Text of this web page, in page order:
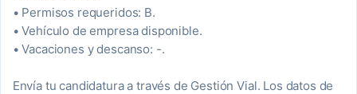
• Permisos requeridos: B.
• Vehículo de empresa disponible.
• Vacaciones y descanso: -.
Envía tu candidatura a través de Gestión Vial. Los datos de